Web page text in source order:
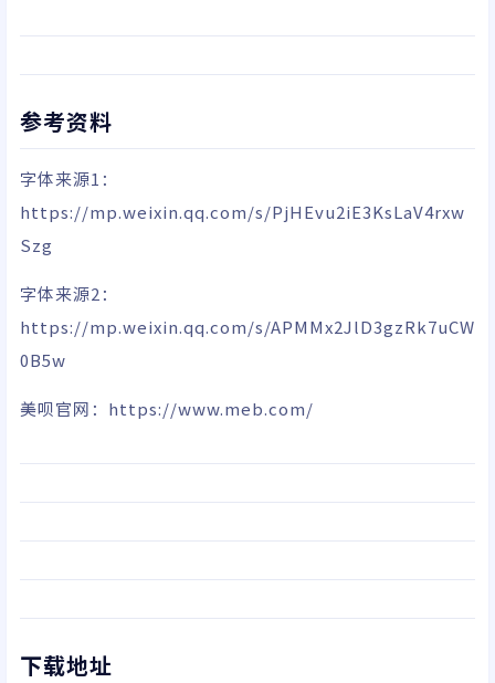
参考资料
字体来源1：
https://mp.weixin.qq.com/s/PjHEvu2iE3KsLaV4rxw
Szg
字体来源2：
https://mp.weixin.qq.com/s/APMMx2JlD3gzRk7uCW
0B5w
美呗官网： https://www.meb.com/
下载地址